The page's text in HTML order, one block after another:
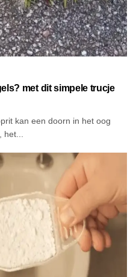
met dit simpele trucje
kan een doorn in het oog